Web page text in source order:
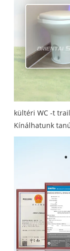
kültéri WC -t
Kínálhatunk